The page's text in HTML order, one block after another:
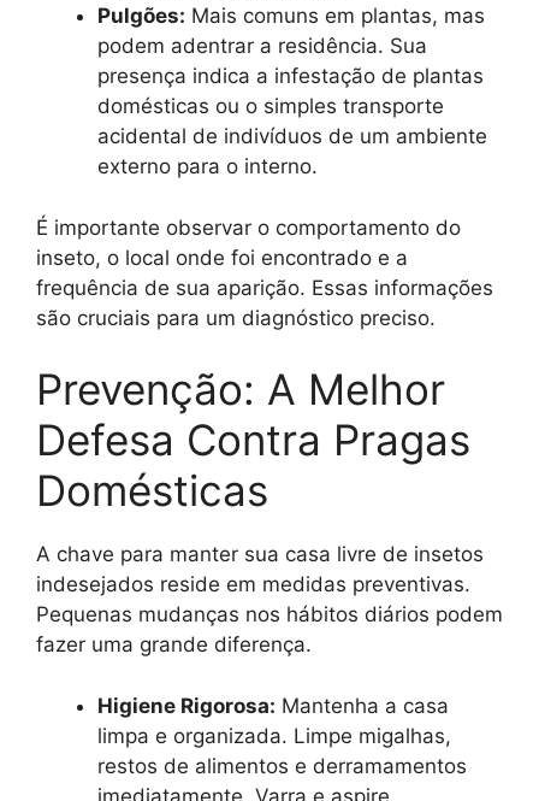
Pulgões: Mais comuns em plantas, mas
podem adentrar a residência. Sua
presença indica a infestação de plantas
domésticas ou o simples transporte
acidental de indivíduos de um ambiente
externo para o interno.
É importante observar o comportamento do
inseto, o local onde foi encontrado e a
frequência de sua aparição. Essas informações
são cruciais para um diagnóstico preciso.
Prevenção: A Melhor
Defesa Contra Pragas
Domésticas
A chave para manter sua casa livre de insetos
indesejados reside em medidas preventivas.
Pequenas mudanças nos hábitos diários podem
fazer uma grande diferença.
Higiene Rigorosa: Mantenha a casa
limpa e organizada. Limpe migalhas,
restos de alimentos e derramamentos
imediatamente. Varra e aspire